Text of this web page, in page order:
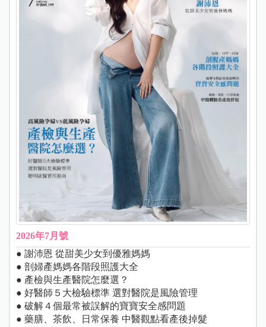
2026年7月號
● 謝沛恩 從甜美少女到優雅媽媽
● 剖婦產媽媽各階段照護大全
● 產檢與生產醫院怎麼選？
● 好醫師５大檢驗標準 選對醫院是風險管理
● 破解４個最常被誤解的寶寶安全感問題
● 藥膳、茶飲、日常保養 中醫觀點看產後掉髮